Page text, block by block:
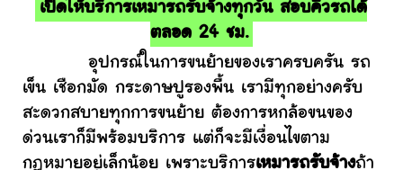
เปิดให้บริการเหมารถรับจ้างทุกวัน สอบคิวรถได้
ตลอด 24 ชม.
อุปกรณ์ในการขนย้ายของเราครบครัน รถ
เข็น เชือกมัด กระดาษปูรองพื้น เรามีทุกอย่างครับ
สะดวกสบายทุกการขนย้าย ต้องการหกล้อขนของ
ด่วนเราก็มีพร้อมบริการ แต่ก็จะมีเงื่อนไขตาม
กฎหมายอยู่เล็กน้อย เพราะบริการเหมารถรับจ้างถ้า